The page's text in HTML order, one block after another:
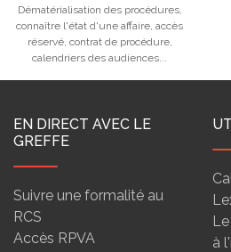
Dématérialisation des procédures,
connaître l'état d'une affaire, accès
réservé, contrat de procédure,
calendriers des audiences...
EN DIRECT AVEC LE
GREFFE
Suivre une formalité au
RCS
Accès RPVA
à